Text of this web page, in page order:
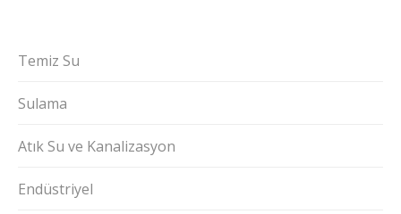
Temiz Su
Sulama
Atık Su ve Kanalizasyon
Endüstriyel